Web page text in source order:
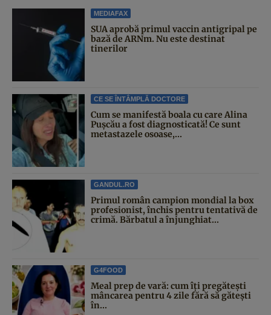
MEDIAFAX
SUA aprobă primul vaccin antigripal pe
bază de ARNm. Nu este destinat
tinerilor
CE SE ÎNTÂMPLĂ DOCTORE
Cum se manifestă boala cu care Alina
Pușcău a fost diagnosticată! Ce sunt
metastazele osoase,...
GANDUL.RO
Primul român campion mondial la box
profesionist, închis pentru tentativă de
crimă. Bărbatul a înjunghiat...
G4FOOD
Meal prep de vară: cum îți pregătești
mâncarea pentru 4 zile fără să gătești
în...